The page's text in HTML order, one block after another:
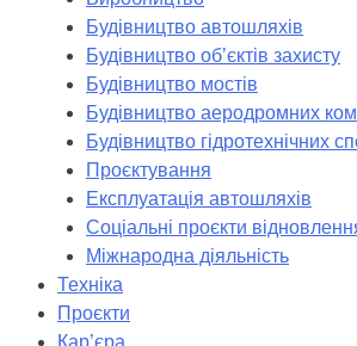
Будівництво автошляхів
Будівництво обʼєктів захисту
Будівництво мостів
Будівництво аеродромних
Будівництво гідротехнічних
Проєктування
Експлуатація автошляхів
Соціальні проєкти
Міжнародна діяльність
Техніка
Проєкти